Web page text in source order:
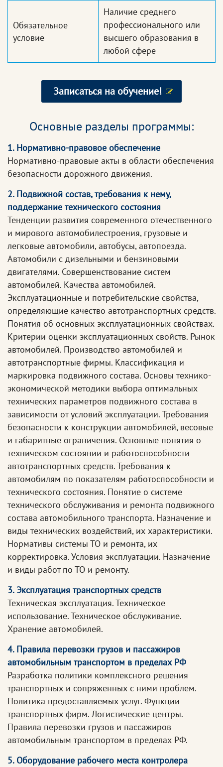
Обязательное
условие
Наличие среднего
профессионального или
высшего образования в
любой сфере
Записаться на обучение!
Основные разделы программы:
1. Нормативно-правовое обеспечение
Нормативно-правовые акты в области обеспечения
безопасности дорожного движения.
2. Подвижной состав, требования к нему,
поддержание технического состояния
Тенденции развития современного отечественного
и мирового автомобилестроения, грузовые и
легковые автомобили, автобусы, автопоезда.
Автомобили с дизельными и бензиновыми
двигателями. Совершенствование систем
автомобилей. Качества автомобилей.
Эксплуатационные и потребительские свойства,
определяющие качество автотранспортных средств.
Понятия об основных эксплуатационных свойствах.
Критерии оценки эксплуатационных свойств. Рынок
автомобилей. Производство автомобилей и
автотранспортные фирмы. Классификация и
маркировка подвижного состава. Основы технико-
экономической методики выбора оптимальных
технических параметров подвижного состава в
зависимости от условий эксплуатации. Требования
безопасности к конструкции автомобилей, весовые
и габаритные ограничения. Основные понятия о
техническом состоянии и работоспособности
автотранспортных средств. Требования к
автомобилям по показателям работоспособности и
технического состояния. Понятие о системе
технического обслуживания и ремонта подвижного
состава автомобильного транспорта. Назначение и
виды технических воздействий, их характеристики.
Нормативы системы ТО и ремонта, их
корректировка. Условия эксплуатации. Назначение
и виды работ по ТО и ремонту.
3. Эксплуатация транспортных средств
Техническая эксплуатация. Техническое
использование. Техническое обслуживание.
Хранение автомобилей.
4. Правила перевозки грузов и пассажиров
автомобильным транспортом в пределах РФ
Разработка политики комплексного решения
транспортных и сопряженных с ними проблем.
Политика предоставляемых услуг. Функции
транспортных фирм. Логистические центры.
Правила перевозки грузов и пассажиров
автомобильным транспортом в пределах РФ.
5. Оборудование рабочего места контролера